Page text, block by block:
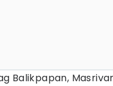
Balikpapan,